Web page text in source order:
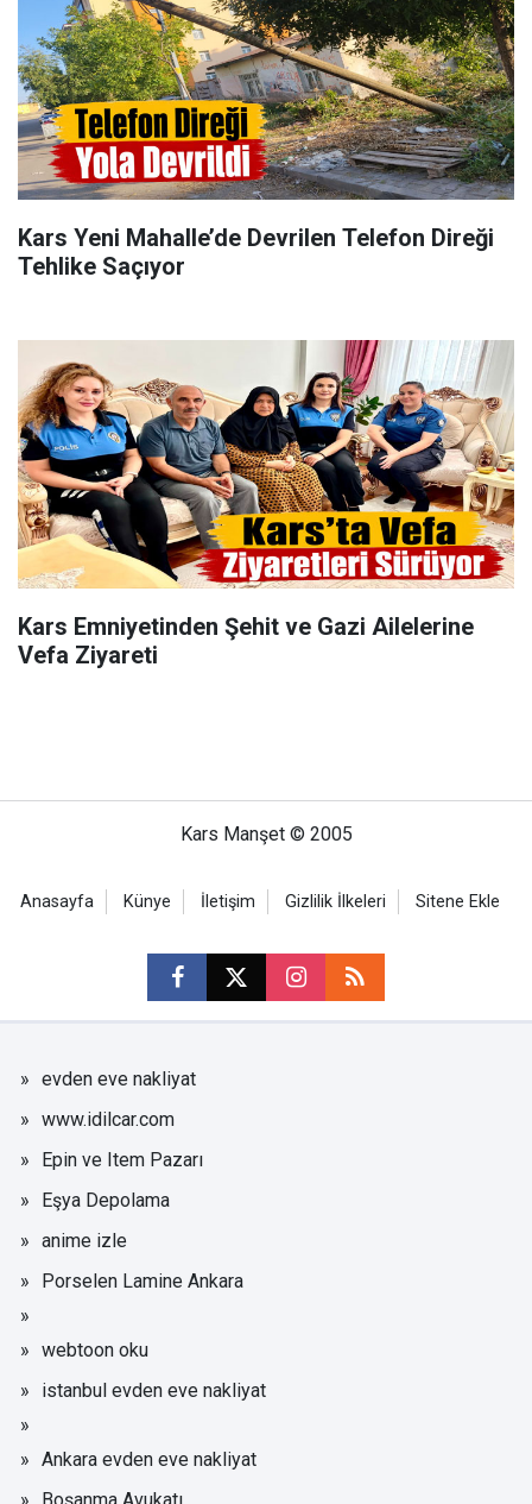
Kars Yeni Mahalle’de Devrilen Telefon Direği
Tehlike Saçıyor
Kars Emniyetinden Şehit ve Gazi Ailelerine
Vefa Ziyareti
Kars Manşet © 2005
Anasayfa Künye İletişim Gizlilik İlkeleri Sitene Ekle
evden eve nakliyat
www.idilcar.com
Epin ve Item Pazarı
Eşya Depolama
anime izle
Porselen Lamine Ankara
webtoon oku
istanbul evden eve nakliyat
Ankara evden eve nakliyat